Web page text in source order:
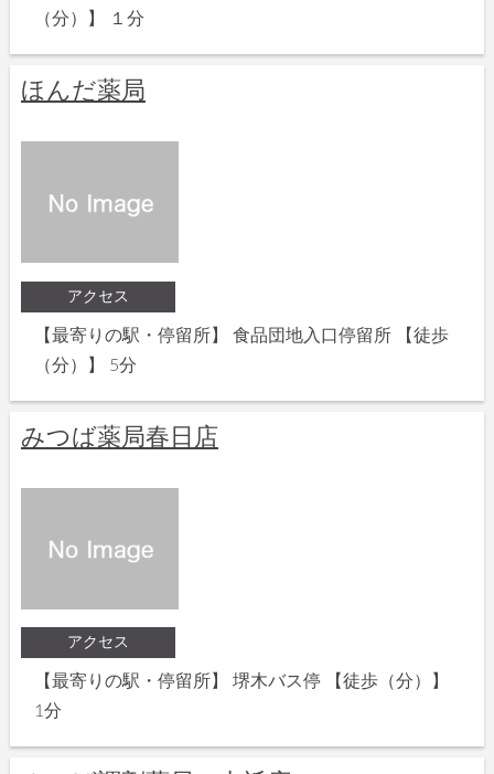
（分）】 １分
ほんだ薬局
アクセス
【最寄りの駅・停留所】 食品団地入口停留所 【徒歩
（分）】 5分
みつば薬局春日店
アクセス
【最寄りの駅・停留所】 堺木バス停 【徒歩（分）】
1分